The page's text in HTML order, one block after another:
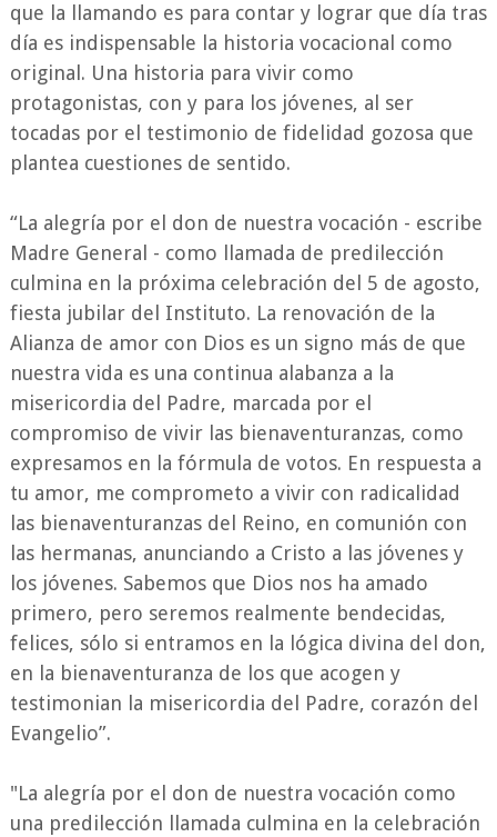
que la llamando es para contar y lograr que día tras
día es indispensable la historia vocacional como
original. Una historia para vivir como
protagonistas, con y para los jóvenes, al ser
tocadas por el testimonio de fidelidad gozosa que
plantea cuestiones de sentido.
“La alegría por el don de nuestra vocación - escribe
Madre General - como llamada de predilección
culmina en la próxima celebración del 5 de agosto,
fiesta jubilar del Instituto. La renovación de la
Alianza de amor con Dios es un signo más de que
nuestra vida es una continua alabanza a la
misericordia del Padre, marcada por el
compromiso de vivir las bienaventuranzas, como
expresamos en la fórmula de votos. En respuesta a
tu amor, me comprometo a vivir con radicalidad
las bienaventuranzas del Reino, en comunión con
las hermanas, anunciando a Cristo a las jóvenes y
los jóvenes. Sabemos que Dios nos ha amado
primero, pero seremos realmente bendecidas,
felices, sólo si entramos en la lógica divina del don,
en la bienaventuranza de los que acogen y
testimonian la misericordia del Padre, corazón del
Evangelio”.
"La alegría por el don de nuestra vocación como
una predilección llamada culmina en la celebración